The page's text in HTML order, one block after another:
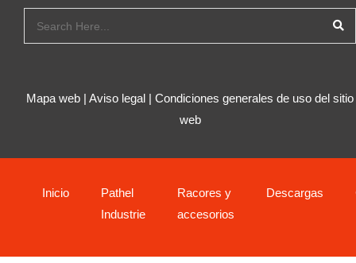
Mapa web | Aviso legal | Condiciones generales de uso del sitio
web
Inicio
Pathel
Industrie
Racores y
accesorios
Descargas